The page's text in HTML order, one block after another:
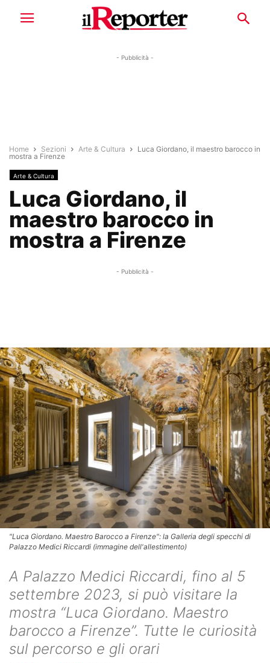
- Pubblicità -
Home Sezioni Arte & Cultura
Luca Giordano, il maestro barocco in
mostra a Firenze
Arte & Cultura
Luca Giordano, il
maestro barocco in
mostra a Firenze
- Pubblicità -
"Luca Giordano. Maestro Barocco a Firenze": la Galleria degli specchi di
Palazzo Medici Riccardi (immagine dell'allestimento)
A Palazzo Medici Riccardi, fino al 5
settembre 2023, si può visitare la
mostra “Luca Giordano. Maestro
barocco a Firenze”. Tutte le curiosità
sul percorso e gli orari